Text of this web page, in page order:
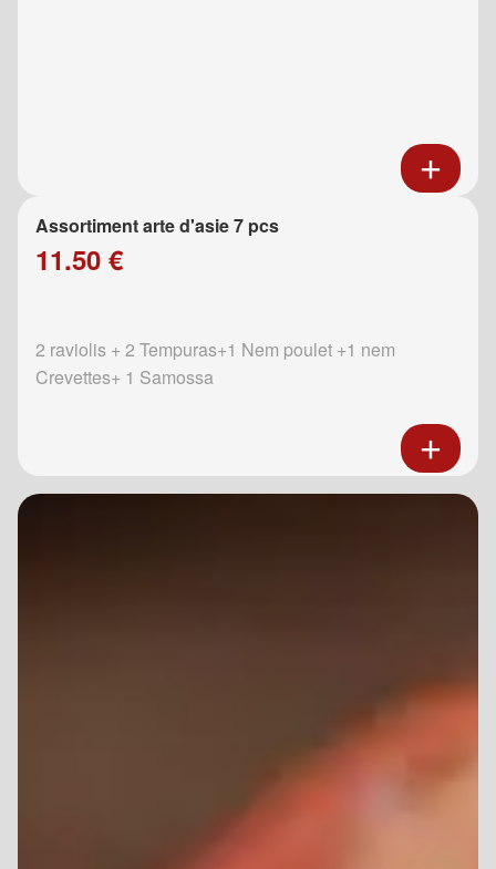
Assortiment arte d'asie 7 pcs
11.50 €
2 raviolis + 2 Tempuras+1 Nem poulet +1 nem
Crevettes+ 1 Samossa